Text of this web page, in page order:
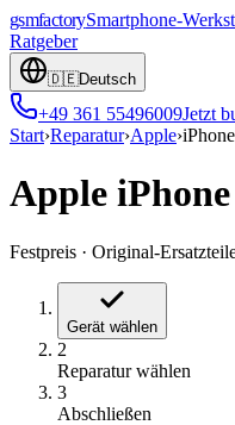
gsmfactorySmartphone-
Ratgeber
🇩🇪Deutsch
+49 361 55496009Jetzt
Start›Reparatur›Apple›
Apple
Festpreis · Original-
Gerät wählen
2
Reparatur wählen
3
Abschließen